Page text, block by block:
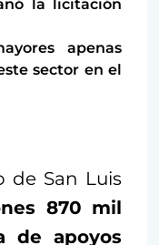
la licitación
apenas
sector en el
de San Luis
870 mil
de apoyos